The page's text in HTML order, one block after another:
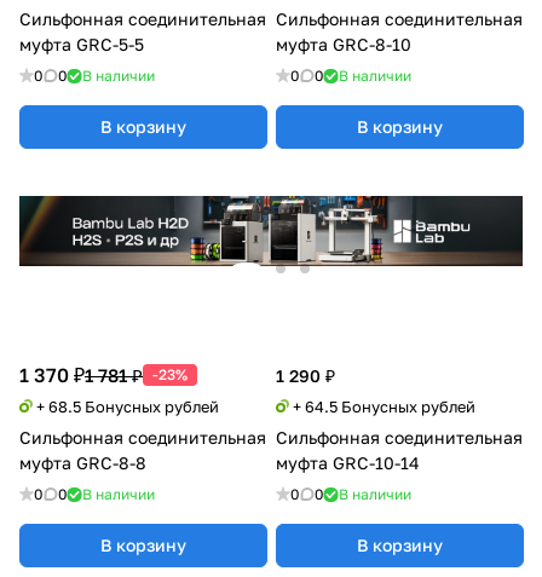
Сильфонная соединительная
муфта GRC-5-5
0 0 В наличии
В корзину
Сильфонная соединительная
муфта GRC-8-10
0 0 В наличии
В корзину
1 370 ₽1 781 ₽ -23%
+ 68.5 Бонусных рублей
Сильфонная соединительная
муфта GRC-8-8
0 0 В наличии
В корзину
1 290 ₽
+ 64.5 Бонусных рублей
Сильфонная соединительная
муфта GRC-10-14
0 0 В наличии
В корзину